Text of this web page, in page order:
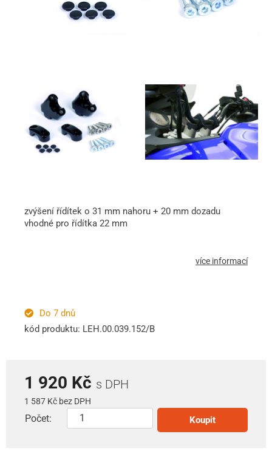
zvýšení řídítek o 31 mm nahoru + 20 mm dozadu
vhodné pro řídítka 22 mm
více informací
Do 7 dnů
kód produktu: LEH.00.039.152/B
1 920 Kč s DPH
1 587 Kč bez DPH
Počet: Koupit